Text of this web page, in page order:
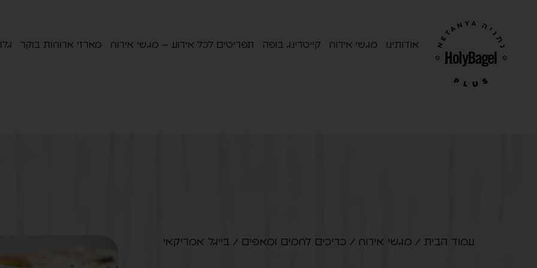
אודותינו מגשי אירוח קייטרינג בופה תפריטים לכל אירוע – מגשי אירוח מארזי ארוחות בוקר
עמוד הבית /מגשי אירוח / כריכים לחמים ומאפים / בייגל אמריקאי